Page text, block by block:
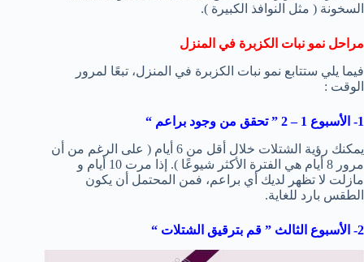
السخونة ( مثل النوافذ الكبيرة ).
مراحل نمو نبات الكزبرة في المنزل
فيما يلي ستتابع نمو نبات الكزبرة في المنزل، تبعًا لمرور
الوقت :
1- الأسبوع 1 – 2 ” تحقق من وجود براعم “
يمكنك رؤية الشتلات خلال أقل من 6 أيام ( على الرغم من أن
مرور 8 أيام هي الفترة الأكثر شيوعًا ). إذا مرت 10 أيام و
مازلت لا تظهر لديك أي براعم، فمن المحتمل أن يكون
الطقس بارد للغاية.
2- الأسبوع الثالث ” قم بترقيق الشتلات “